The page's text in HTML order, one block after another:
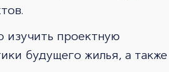
изучить проектную
будущего жилья, а также